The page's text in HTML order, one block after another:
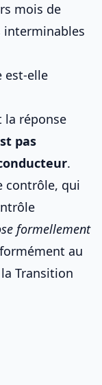
mois de
interminables
est-elle
la réponse
pas
.
contrôle, qui
formellement
au
Transition